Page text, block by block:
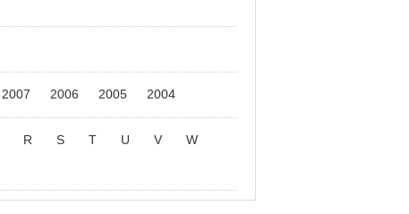
2007 2006 2005 2004
R S T U V
W